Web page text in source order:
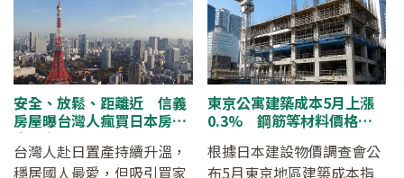
安全、放鬆、距離近 信義
房屋曝台灣人瘋買日本房產
真正主因
台灣人赴日置產持續升溫，
穩居國人最愛，但吸引買家
東京公寓建築成本5月上漲
0.3% 鋼筋等材料價格上
根據日本建設物價調查會公
布5月東京地區建築成本指